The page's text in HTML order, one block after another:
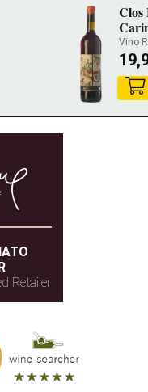
Clos
Vino
Retailer